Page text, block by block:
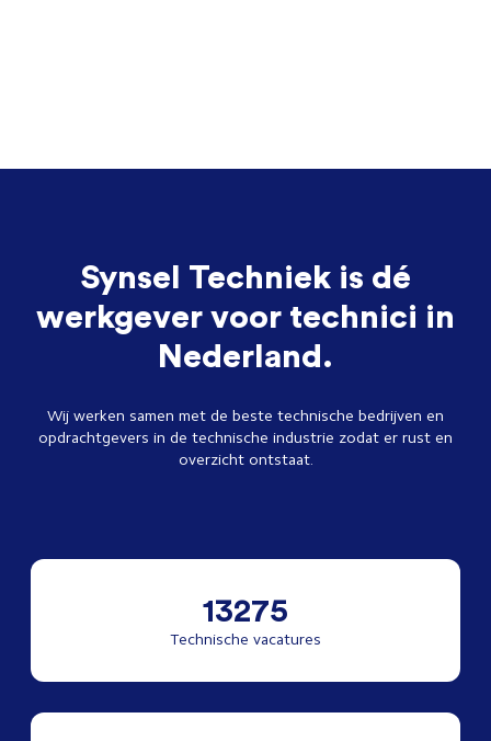
Synsel Techniek is dé
werkgever voor technici in
Nederland.
Wij werken samen met de beste technische bedrijven en
opdrachtgevers in de technische industrie zodat er rust en
overzicht ontstaat.
13275
Technische vacatures